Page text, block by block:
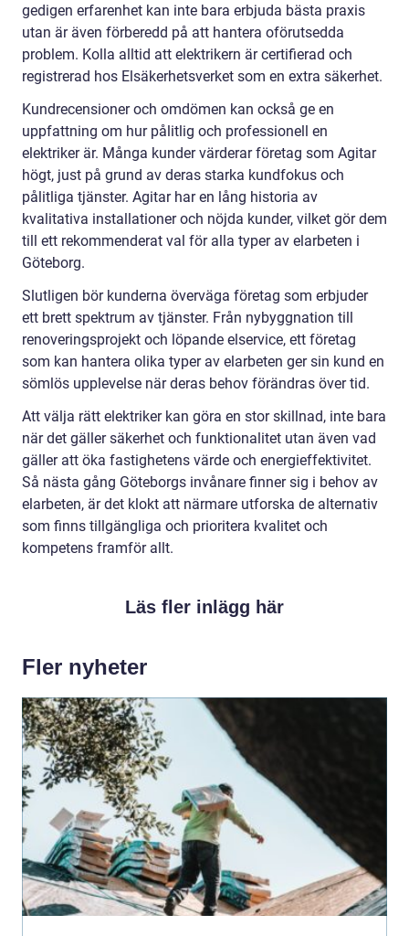
gedigen erfarenhet kan inte bara erbjuda bästa praxis
utan är även förberedd på att hantera oförutsedda
problem. Kolla alltid att elektrikern är certifierad och
registrerad hos Elsäkerhetsverket som en extra säkerhet.
Kundrecensioner och omdömen kan också ge en
uppfattning om hur pålitlig och professionell en
elektriker är. Många kunder värderar företag som Agitar
högt, just på grund av deras starka kundfokus och
pålitliga tjänster. Agitar har en lång historia av
kvalitativa installationer och nöjda kunder, vilket gör dem
till ett rekommenderat val för alla typer av elarbeten i
Göteborg.
Slutligen bör kunderna överväga företag som erbjuder
ett brett spektrum av tjänster. Från nybyggnation till
renoveringsprojekt och löpande elservice, ett företag
som kan hantera olika typer av elarbeten ger sin kund en
sömlös upplevelse när deras behov förändras över tid.
Att välja rätt elektriker kan göra en stor skillnad, inte bara
när det gäller säkerhet och funktionalitet utan även vad
gäller att öka fastighetens värde och energieffektivitet.
Så nästa gång Göteborgs invånare finner sig i behov av
elarbeten, är det klokt att närmare utforska de alternativ
som finns tillgängliga och prioritera kvalitet och
kompetens framför allt.
Läs fler inlägg här
Fler nyheter